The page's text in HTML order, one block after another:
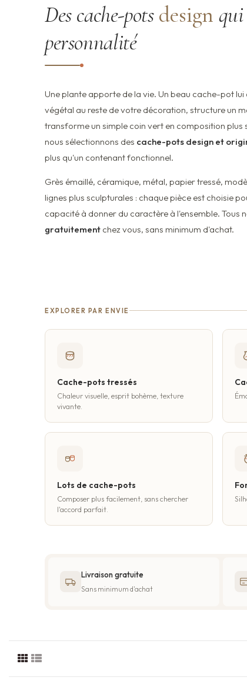
Des cache-potsdesign qui
personnalité
Une plante apporte de la vie. Un beau cache-pot lui
végétal au reste de votre décoration, structure un
transforme un simple coin vert en composition plus
nous sélectionnons des cache-pots design et
plus qu'un contenant fonctionnel.
Grès émaillé, céramique, métal, papier tressé,
lignes plus sculpturales : chaque pièce est choisie
capacité à donner du caractère à l'ensemble. Tous
gratuitement chez vous, sans minimum d'achat.
EXPLORER PAR ENVIE
Cache-pots tressés
Chaleur visuelle, esprit bohème, texture
vivante.
Lots de cache-pots
Composer plus facilement, sans chercher
l'accord parfait.
Livraison gratuite
Sans minimum d'achat